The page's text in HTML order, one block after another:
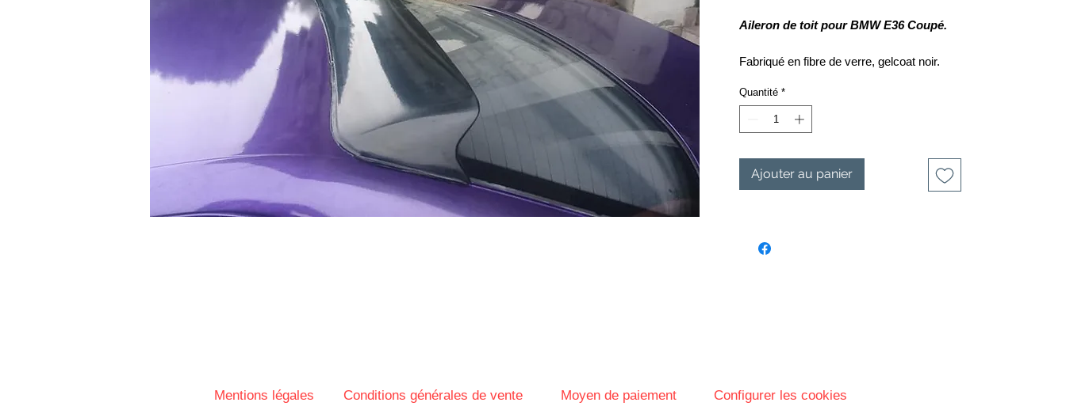
Aileron de toit pour BMW E36 Coupé.
Fabriqué en fibre de verre, gelcoat noir.
apprêt.
Matière:
Delai de livraison: 10 à 15 jours ouvrés
Quantité *
Ajouter au panier
Mentions légales Conditions générales de vente Moyen de paiement Configurer les cookies